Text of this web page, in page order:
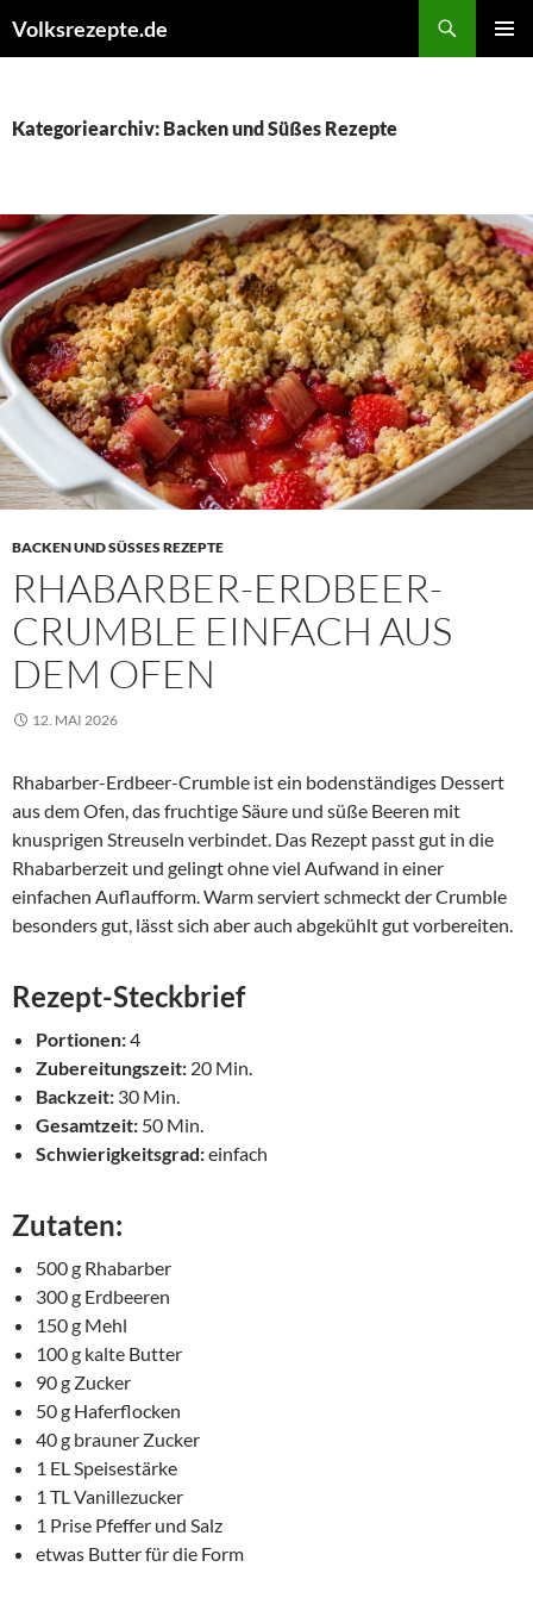
Inhalt
Volksrezepte.de
Kategoriearchiv: Backen und Süßes Rezepte
BACKEN UND SÜSSES REZEPTE
RHABARBER-ERDBEER-
CRUMBLE EINFACH AUS
DEM OFEN
12. MAI 2026
Rhabarber-Erdbeer-Crumble ist ein bodenständiges Dessert
aus dem Ofen, das fruchtige Säure und süße Beeren mit
knusprigen Streuseln verbindet. Das Rezept passt gut in die
Rhabarberzeit und gelingt ohne viel Aufwand in einer
einfachen Auflaufform. Warm serviert schmeckt der Crumble
besonders gut, lässt sich aber auch abgekühlt gut vorbereiten.
Rezept-Steckbrief
Portionen:4
Zubereitungszeit: 20 Min.
Backzeit: 30 Min.
Gesamtzeit: 50 Min.
Schwierigkeitsgrad:einfach
Zutaten:
500 g Rhabarber
300 g Erdbeeren
150 g Mehl
100 g kalte Butter
90 g Zucker
50 g Haferflocken
40 g brauner Zucker
1 EL Speisestärke
1 TL Vanillezucker
1 Prise Pfeffer und Salz
etwas Butter für die Form